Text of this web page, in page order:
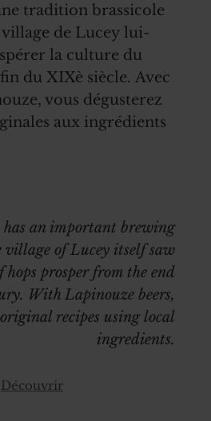
tradition brassicole
de Lucey lui-
la culture du
du XIXè siècle. Avec
vous dégusterez
aux ingrédients
an important brewing
of Lucey itself saw
prosper from the end
With Lapinouze beers,
recipes using local
ingredients.
Découvrir